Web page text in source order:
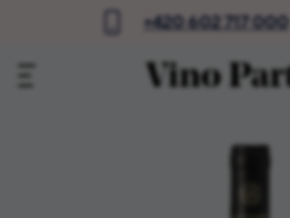
+420 602 717 000